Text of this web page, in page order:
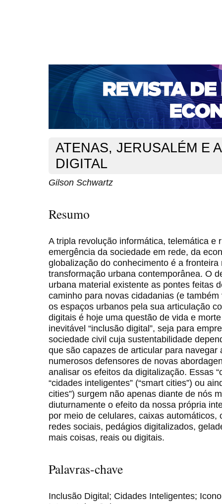
CAPA SOBRE ACESSO CADASTRO
NOTÍCIAS
PORTAL DE REVISTAS DA UNIFACS
BASES DE DADOS E INDEXADORES
Capa v. 14, n. 26 (2012) Schwartz
ATENAS, JERUSALÉM E
DIGITAL
Gilson Schwartz
Resumo
A tripla revolução informática, telemática e
emergência da sociedade em rede, da
globalização do conhecimento é a
transformação urbana contemporânea. O
urbana material existente as pontes feitas
caminho para novas cidadanias (e
os espaços urbanos pela sua articulação
digitais é hoje uma questão de vida e
inevitável “inclusão digital”, seja para
sociedade civil cuja sustentabilidade
que são capazes de articular para
numerosos defensores de novas
analisar os efeitos da digitalização. Essas
“cidades inteligentes” (“smart cities”) ou
cities”) surgem não apenas diante de nós
diuturnamente o efeito da nossa própria
por meio de celulares, caixas automáticos,
redes sociais, pedágios digitalizados,
mais coisas, reais ou digitais.
Palavras-chave
Inclusão Digital; Cidades Inteligentes;